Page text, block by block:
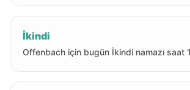
İkindi
Offenbach için bugün İkindi namazı saat